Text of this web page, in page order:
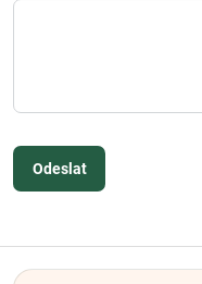
Odeslat